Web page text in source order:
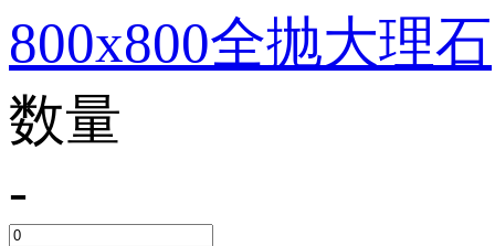
800x800全抛大理石
数量
-